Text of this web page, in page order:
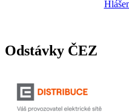
Odstávky ČEZ